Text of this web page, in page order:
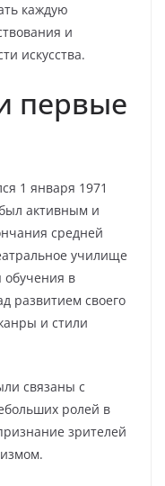
каждую
и
искусства.
первые
1 января 1971
активным и
средней
училище
в
развитием своего
и стили
связаны с
ролей в
зрителей